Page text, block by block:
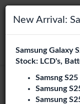
Wählen Sie
Es sieht so aus,
Navigation
suchen
New Arrival:
Samsung Galaxy
Stock: LCD's,
Samsng S25
Samsung
Samsung